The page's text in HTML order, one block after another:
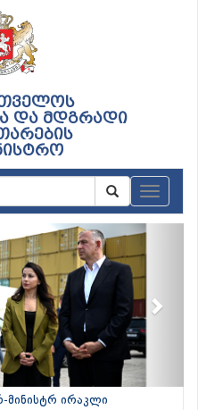
და მდგრადი
მინისტრ ირაკლი